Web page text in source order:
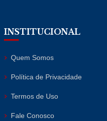
INSTITUCIONAL
Quem Somos
Política de Privacidade
Termos de Uso
Fale Conosco